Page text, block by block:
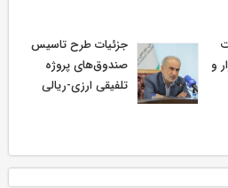
و
جزئیات طرح تاسیس
صندوق‌های پروژه
تلفیقی ارزی-ریالی